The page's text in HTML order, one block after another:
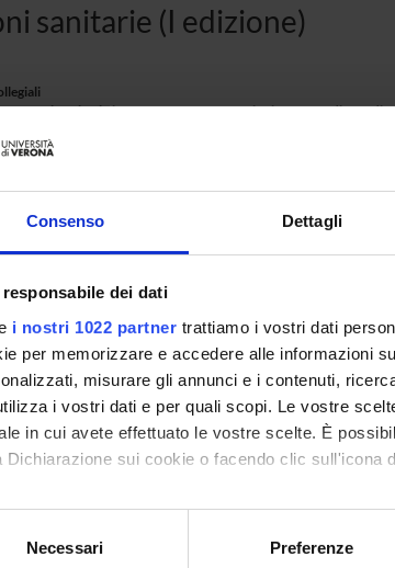
Consenso Dettagli
responsabile dei dati
i nostri 1022 partner trattiamo i vostri dati
per memorizzare e accedere alle informazioni
misurare gli annunci e i contenuti,
i vostri dati e per quali scopi. Le vostre
in cui avete effettuato le vostre scelte. È
Dichiarazione sui cookie o facendo clic sull'icona
tuo consenso, vorremmo anche:
raccogliere informazioni sulla tua posizione
Necessari Preferenze
sanitarie (I edizione)
Universitario in Management per funzioni avanzate di
Presidente
Facoltà
Componenti Sedute e
Elisabetta Allegrini
Paola Chinchiolo